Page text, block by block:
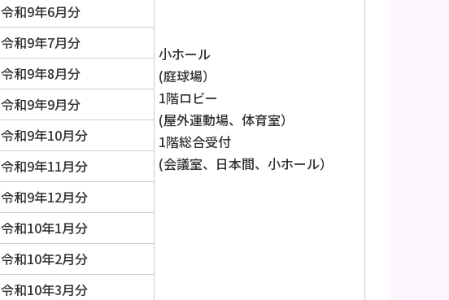
小ホール
(庭球場）
1階ロビー
(屋外運動場、体育室）
1階総合受付
(会議室、日本間、小ホール）
令和9年6月分
令和9年7月分
令和9年8月分
令和9年9月分
令和9年10月分
令和9年11月分
令和9年12月分
令和10年1月分
令和10年2月分
令和10年3月分